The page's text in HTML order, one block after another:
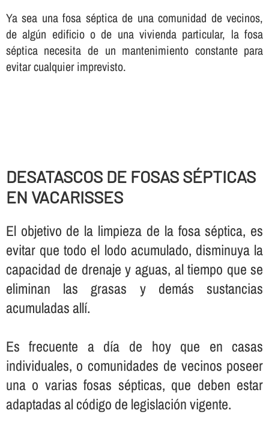
Ya sea una fosa séptica de una comunidad de vecinos,
de algún edificio o de una vivienda particular, la fosa
séptica necesita de un mantenimiento constante para
evitar cualquier imprevisto.
DESATASCOS DE FOSAS SÉPTICAS
EN VACARISSES
El objetivo de la limpieza de la fosa séptica, es
evitar que todo el lodo acumulado, disminuya la
capacidad de drenaje y aguas, al tiempo que se
eliminan las grasas y demás sustancias
acumuladas allí­.
Es frecuente a dí­a de hoy que en casas
individuales, o comunidades de vecinos poseer
una o varias fosas sépticas, que deben estar
adaptadas al código de legislación vigente.